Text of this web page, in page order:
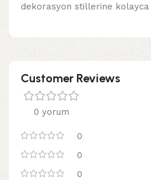
dekorasyon stillerine kolayca
Customer Reviews
0 yorum
0
0
0